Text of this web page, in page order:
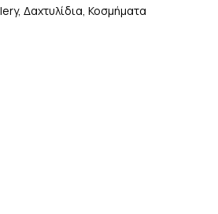
, Δαχτυλίδια, Κοσμήματα